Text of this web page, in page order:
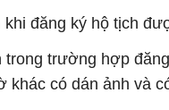
đăng ký hộ tịch
trường hợp
khác có dán ảnh và